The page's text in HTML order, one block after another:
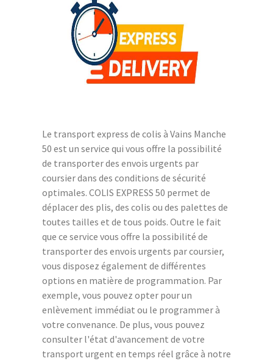
Le transport express de colis à Vains Manche
50 est un service qui vous offre la possibilité
de transporter des envois urgents par
coursier dans des conditions de sécurité
optimales. COLIS EXPRESS 50 permet de
déplacer des plis, des colis ou des palettes de
toutes tailles et de tous poids. Outre le fait
que ce service vous offre la possibilité de
transporter des envois urgents par coursier,
vous disposez également de différentes
options en matière de programmation. Par
exemple, vous pouvez opter pour un
enlèvement immédiat ou le programmer à
votre convenance. De plus, vous pouvez
consulter l'état d'avancement de votre
transport urgent en temps réel grâce à notre